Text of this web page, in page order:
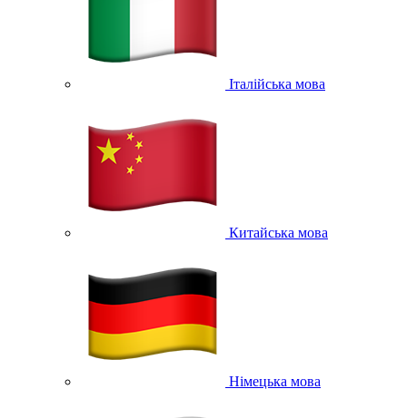
Італійська мова
Китайська мова
Німецька мова